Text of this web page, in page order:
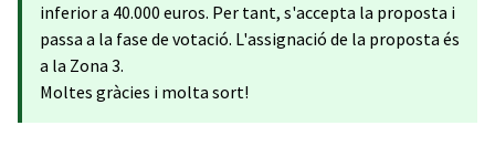
inferior a 40.000 euros. Per tant, s'accepta la proposta i
passa a la fase de votació. L'assignació de la proposta és
a la Zona 3.
Moltes gràcies i molta sort!